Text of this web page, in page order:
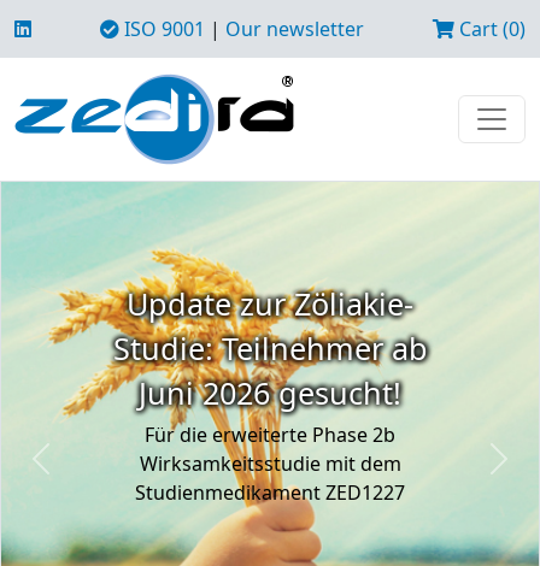
ISO 9001 | Our newsletter Cart (0)
Update zur Zöliakie-
Studie: Teilnehmer ab
Juni 2026 gesucht!
Für die erweiterte Phase 2b
Wirksamkeitsstudie mit dem
Studienmedikament ZED1227
Previous Next